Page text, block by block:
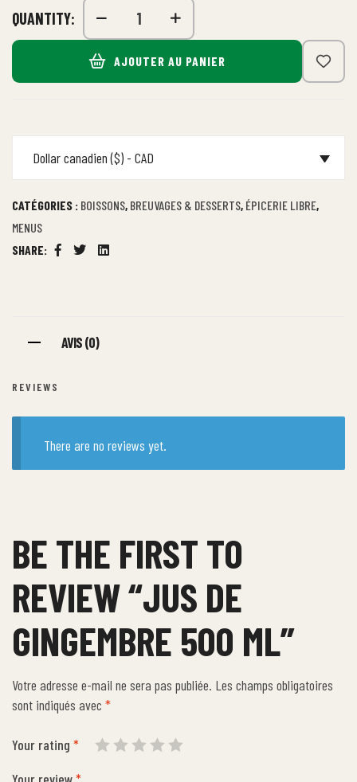
QUANTITY:
AJOUTER AU PANIER
Dollar canadien ($) - CAD
CATÉGORIES : BOISSONS, BREUVAGES & DESSERTS, ÉPICERIE LIBRE,
MENUS
SHARE:
Facebook
TwitterLinkedin
AVIS (0)
REVIEWS
There are no reviews yet.
BE THE FIRST TO
REVIEW “JUS DE
GINGEMBRE 500 ML”
Votre adresse e-mail ne sera pas publiée. Les champs obligatoires
sont indiqués avec *
Your rating *